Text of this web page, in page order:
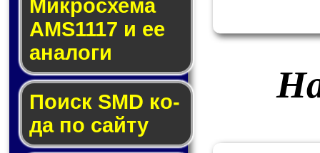
Микросхема
AMS1117 и ее
ана­ло­ги
Поиск SMD ко­
да по сай­ту